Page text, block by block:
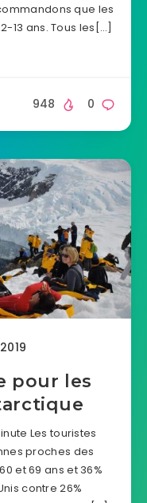
que les
13 ans. Tous les[…]
0
948
pour les
Les touristes
proches des
et 69 ans et 36%
contre 26%